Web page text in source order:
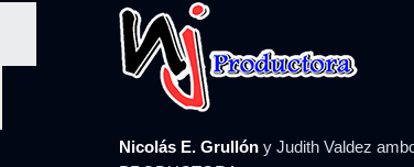
Nicolás E. Grullóny Judith Valdez